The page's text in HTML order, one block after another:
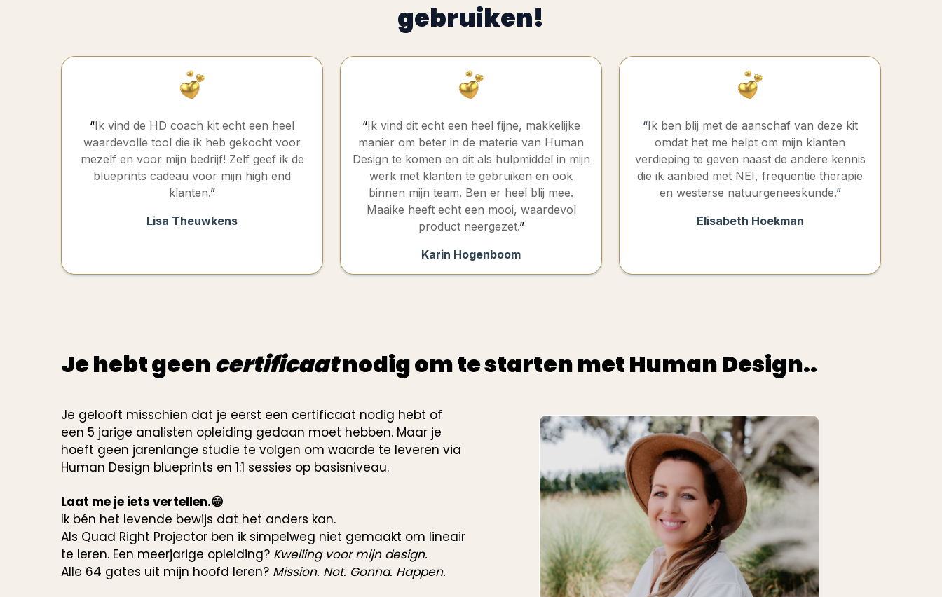
gebruiken!
“Ik vind de HD coach kit echt een heel
waardevolle tool die ik heb gekocht voor
mezelf en voor mijn bedrijf! Zelf geef ik de
blueprints cadeau voor mijn high end
klanten.”
Lisa Theuwkens
“Ik vind dit echt een heel fijne, makkelijke
manier om beter in de materie van Human
Design te komen en dit als hulpmiddel in mijn
werk met klanten te gebruiken en ook
binnen mijn team. Ben er heel blij mee.
Maaike heeft echt een mooi, waardevol
product neergezet.”
Karin Hogenboom
“Ik ben blij met de aanschaf van deze kit
omdat het me helpt om mijn klanten
verdieping te geven naast de andere kennis
die ik aanbied met NEI, frequentie therapie
en westerse natuurgeneeskunde.”
Elisabeth Hoekman
Je hebt geencertificaatnodig om te starten met Human Design..
Je gelooft misschien dat je eerst een certificaat nodig hebt of
een 5 jarige analisten opleiding gedaan moet hebben. Maar je
hoeft geen jarenlange studie te volgen om waarde te leveren via
Human Design blueprints en 1:1 sessies op basisniveau.
Laat me je iets vertellen.😁
Ik bén het levende bewijs dat het anders kan.
Als Quad Right Projector ben ik simpelweg niet gemaakt om lineair
te leren. Een meerjarige opleiding? Kwelling voor mijn design.
Alle 64 gates uit mijn hoofd leren? Mission. Not. Gonna. Happen.